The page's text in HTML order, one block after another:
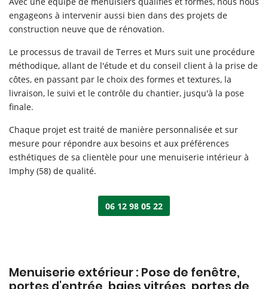
Accueil Une
engageons à intervenir aussi bien dans des projets de
construction neuve que de rénovation.
Le processus de travail de Terres et Murs suit une procédure
méthodique, allant de l'étude et du conseil client à la prise de
côtes, en passant par le choix des formes et textures, la
livraison, le suivi et le contrôle du chantier, jusqu'à la pose
finale.
Chaque projet est traité de manière personnalisée et sur
mesure pour répondre aux besoins et aux préférences
esthétiques de sa clientèle pour une menuiserie intérieur à
Imphy (58) de qualité.
06 12 98 05 22
Menuiserie extérieur : Pose de fenêtre,